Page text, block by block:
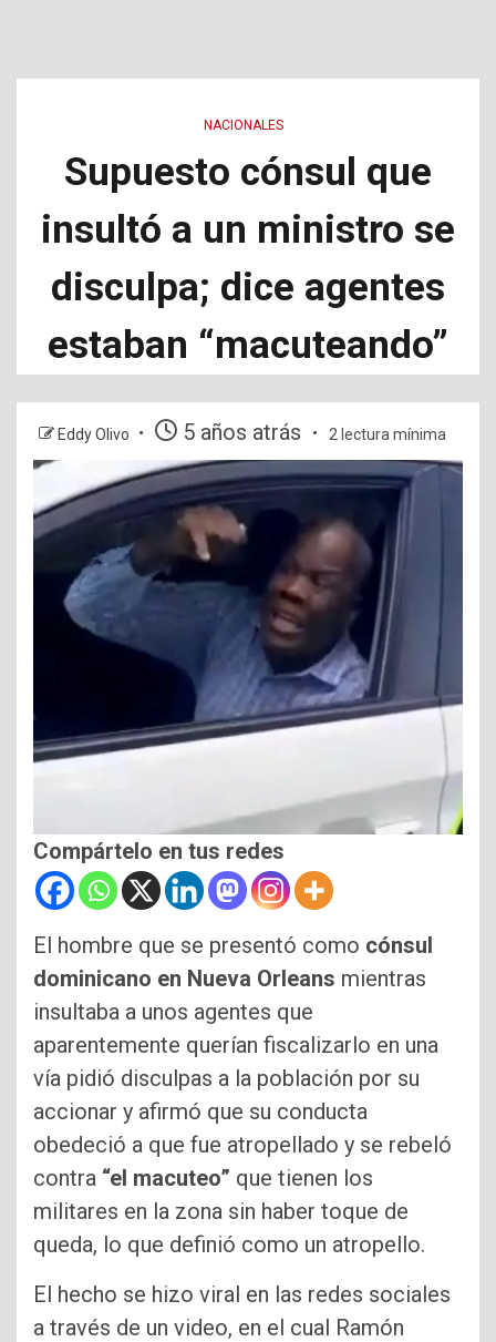
NACIONALES
Supuesto cónsul que
insultó a un ministro se
disculpa; dice agentes
estaban “macuteando”
Eddy Olivo 5 años atrás 2 lectura mínima
Compártelo en tus redes
El hombre que se presentó como cónsul
dominicano en Nueva Orleans mientras
insultaba a unos agentes que
aparentemente querían fiscalizarlo en una
vía pidió disculpas a la población por su
accionar y afirmó que su conducta
obedeció a que fue atropellado y se rebeló
contra “el macuteo” que tienen los
militares en la zona sin haber toque de
queda, lo que definió como un atropello.
El hecho se hizo viral en las redes sociales
a través de un video, en el cual Ramón